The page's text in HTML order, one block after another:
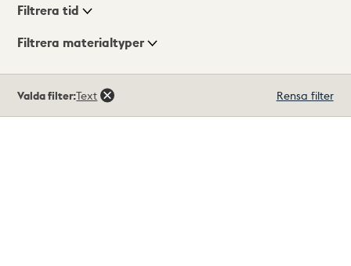
Visningsläge
Filtrera tid
Filtrera materialtyper
träffar
Valda filter:Text Rensa filter